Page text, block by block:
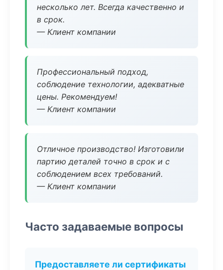
несколько лет. Всегда качественно и
в срок.
— Клиент компании
Профессиональный подход,
соблюдение технологии, адекватные
цены. Рекомендуем!
— Клиент компании
Отличное производство! Изготовили
партию деталей точно в срок и с
соблюдением всех требований.
— Клиент компании
Часто задаваемые вопросы
Предоставляете ли сертификаты